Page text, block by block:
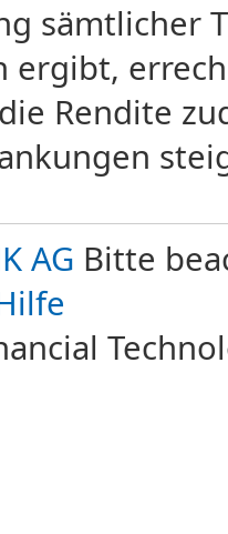
sämtlicher
ergibt,
Rendite
AG Bitte